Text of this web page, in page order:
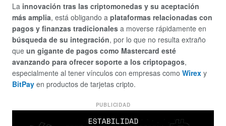
La innovación tras las criptomonedas y su aceptación
más amplia, está obligando a plataformas relacionadas con
pagos y finanzas tradicionales a moverse rápidamente en
búsqueda de su integración, por lo que no resulta extraño
que un gigante de pagos como Mastercard esté
avanzando para ofrecer soporte a los criptopagos,
especialmente al tener vínculos con empresas como Wirex y
BitPay en productos de tarjetas cripto.
PUBLICIDAD